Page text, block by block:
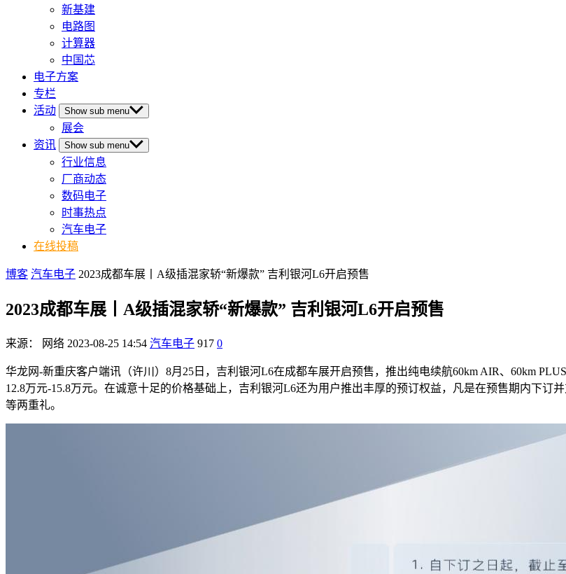
新基建
电路图
计算器
中国芯
电子方案
专栏
活动
Show sub menu
展会
资讯
Show sub menu
行业信息
厂商动态
数码电子
时事热点
汽车电子
在线投稿
博客 汽车电子 2023成都车展丨A级插混家轿“新爆款” 吉利银河L6开启预售
2023成都车展丨A级插混家轿“新爆款” 吉利银河L6开启预售
来源： 网络 2023-08-25 14:54 汽车电子 917 0
华龙网-新重庆客户端讯（许川）8月25日，吉利银河L6在成都车展开启预售，推出纯电续航60km AIR、60km
12.8万元-15.8万元。在诚意十足的价格基础上，吉利银河L6还为用户推出丰厚的预订权益，凡是在预售期内下订
等两重礼。